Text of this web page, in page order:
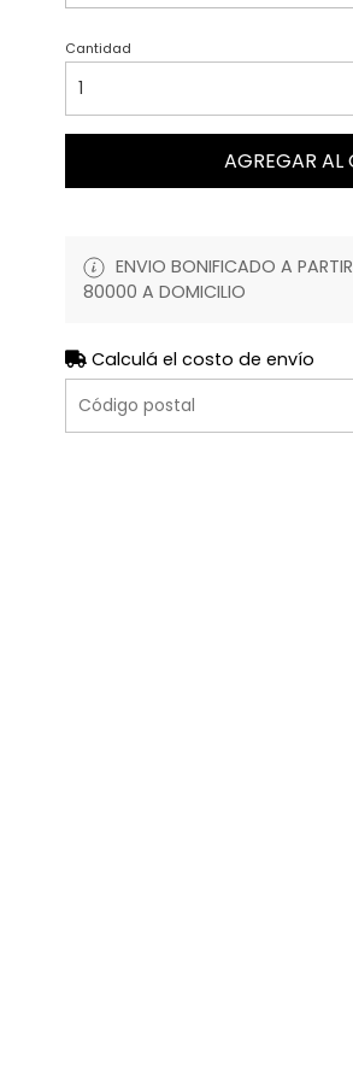
Cantidad
AGREGAR AL
ENVIO BONIFICADO A
80000 A DOMICILIO
Calculá el costo de envío